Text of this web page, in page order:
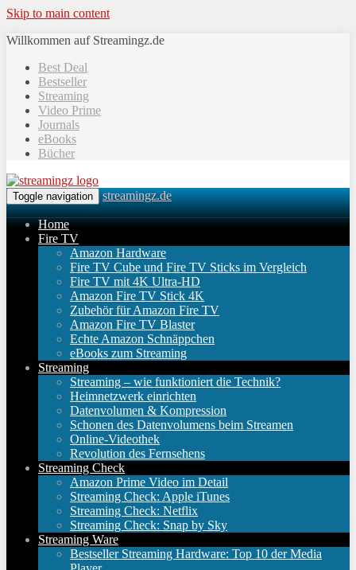
Skip to main content
Willkommen auf Streamingz.de
Best Deal
Bestseller
Streaming
Video Prime
Journals
eBooks
Bücher
Toggle navigation streamingz.de
Home
Fire TV
Amazon Hardware
Fire TV Cube und Fire TV Sticks im Vergleich
Fire TV mit 4K Ultra-HD
Amazon Fire TV Stick 4K
Zubehör für Amazon Fire TV
Amazon Fire TV Blaster
Echte Amazon Schnäppchen
eBooks zum Streaming
Streaming
Streaming – wie funktioniert die Technik?
Heimnetzwerk einrichten
Datenvolumen & Kompression
Schonen des Datenvolumens beim Streamen
Online-Videothek
Revolution des Fernsehens
Streaming Check
Amazon Prime Video im Detail
Streaming Check: Apple iTunes
Streaming Check: Netflix
Streaming Check: Snap by Sky
Streaming Ware
Bestseller Streaming Hardware: Top 10 der Media